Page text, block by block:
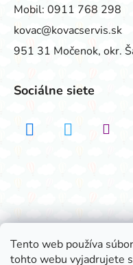
Tento web používa
tohto webu vyjadrujete
Mobil: 0911 768 298
kovac@kovacservis.sk
951 31 Močenok, okr.
Sociálne siete